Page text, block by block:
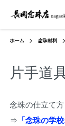
ホーム 念珠材料
片手道
念珠の仕立て
⇒ 「念珠の学